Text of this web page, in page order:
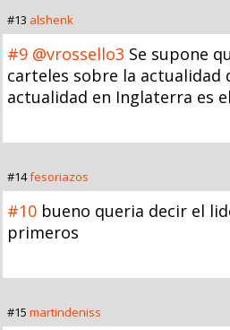
#13 alshenk
#9 @vrossello3 Se supone
carteles sobre la actualidad
actualidad en Inglaterra es
#14fesoriazos
#10 bueno queria decir el
primeros
#15 martindeniss